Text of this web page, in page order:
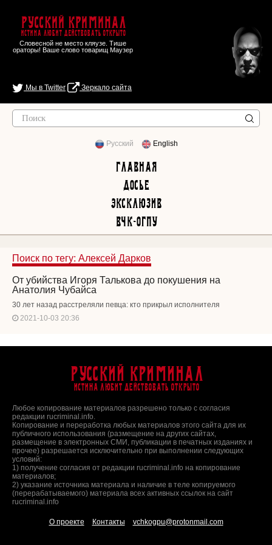
Русский Криминал
Истина любит действовать открыто
Словесной не место кляузе. Тише
ораторы! Ваше слово товарищ Маузер
Мы в Twitter Зеркало сайта
Русский English
Главная
Досье
Эксклюзив
ВЧК-ОГПУ
Поиск по тегу: Алексей Дарков
От убийства Игоря Талькова до покушения на
Анатолия Чубайса
30 лет назад расстреляли певца: кто прикрыл исполнителя
2021-10-03 20:36
Русский Криминал
Истина любит действовать открыто
Любое копирование материалов разрешено только с согласия
редакции rucriminal.info.
Копирование и переработка любых материалов этого сайта для их
публичного использования (размещение на других сайтах,
размещение в электронных СМИ, публикации в печатных изданиях и
прочее) разрешается исключительно при выполнении следующих
условий:
1) получение согласия от редакции rucriminal.info на копирование
материалов;
2) указание источника материала и наличие в теле копируемого
(перерабатываемого) материала всех активных ссылок на сайт
rucriminal.info
О проекте Контакты vchkogpu@protonmail.com